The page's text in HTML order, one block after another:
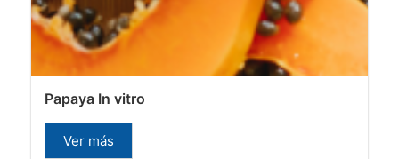
Papaya In vitro
Ver más